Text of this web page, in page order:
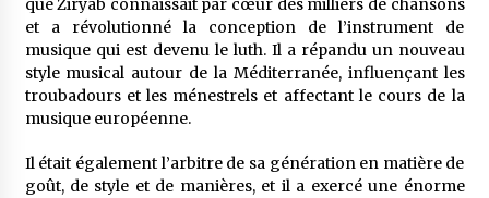
que Ziryab connaissait par cœur des milliers de chansons
et a révolutionné la conception de l’instrument de
musique qui est devenu le luth. Il a répandu un nouveau
style musical autour de la Méditerranée, influençant les
troubadours et les ménestrels et affectant le cours de la
musique européenne.
Il était également l’arbitre de sa génération en matière de
goût, de style et de manières, et il a exercé une énorme